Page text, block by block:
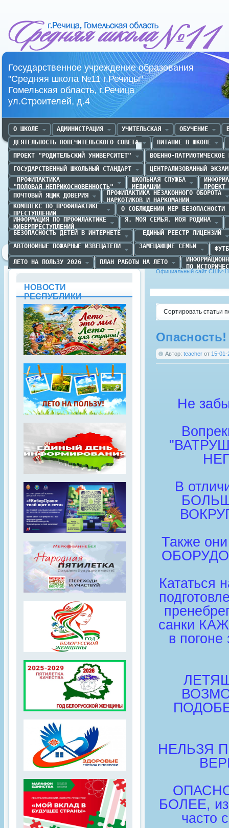
Средняя школа №11 г.Речица
Государственное учреждение образования
"Средняя школа №11 г.Речицы"
Гомельская область, г.Речица
ул.Строителей, д.4
О ШКОЛЕ АДМИНИСТРАЦИЯ УЧИТЕЛЬСКАЯ ОБУЧЕНИЕ
ДЕЯТЕЛЬНОСТЬ ПОПЕЧИТЕЛЬСКОГО СОВЕТА
ПИТАНИЕ В ШКОЛЕ
ПРОЕКТ "РОДИТЕЛЬСКИЙ УНИВЕРСИТЕТ"
ВОЕННО-ПАТРИОТИЧЕСКОЕ
ГОСУДАРСТВЕННЫЙ ШКОЛЬНЫЙ СТАНДАРТ
ЦЕНТРАЛИЗОВАННЫЙ
ПРОФИЛАКТИКА
"ПОЛОВАЯ НЕПРИКОСНОВЕННОСТЬ"
ШКОЛЬНАЯ СЛУЖБА
МЕДИАЦИИ
ПОЧТОВЫЙ ЯЩИК ДОВЕРИЯ
ПРОФИЛАКТИКА НЕЗАКОННОГО ОБОРОТА
НАРКОТИКОВ И НАРКОМАНИИ
КОМПЛЕКС ПО ПРОФИЛАКТИКЕ
ПРЕСТУПЛЕНИЙ
О СОБЛЮДЕНИИ МЕР БЕЗОПАСНОСТИ
ИНФОРМАЦИЯ ПО ПРОФИЛАКТИКЕ
КИБЕРПРЕСТУПЛЕНИЙ
Я. МОЯ СЕМЬЯ. МОЯ РОДИНА
БЕЗОПАСНОСТЬ ДЕТЕЙ В ИНТЕРНЕТЕ
ЕДИНЫЙ РЕЕСТР ЛИЦЕНЗИЙ
АВТОНОМНЫЕ ПОЖАРНЫЕ ИЗВЕЩАТЕЛИ
ЗАМЕЩАЮЩИЕ СЕМЬИ
ЛЕТО НА ПОЛЬЗУ 2026
ПЛАН РАБОТЫ НА ЛЕТО
ПО
Официальный сайт СШ№11
Сортировать статьи
Опасность!
Автор: teacher от 15-01-
Не
В
Также
Кататься
санки
в
НЕЛЬЗЯ
БОЛЕЕ, из
часто
НОВОСТИ
РЕСПУБЛИКИ